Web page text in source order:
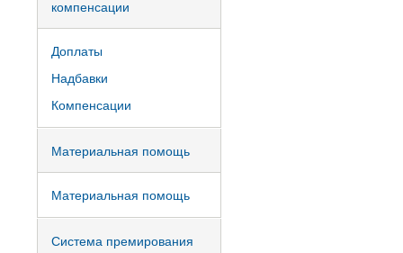
компенсации
Доплаты
Надбавки
Компенсации
Материальная помощь
Материальная помощь
Система премирования